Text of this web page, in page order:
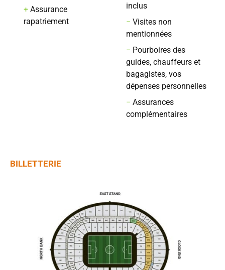
+ Assurance
rapatriement
inclus
−Visites non
mentionnées
− Pourboires des
guides, chauffeurs et
bagagistes, vos
dépenses personnelles
−Assurances
complémentaires
BILLETTERIE